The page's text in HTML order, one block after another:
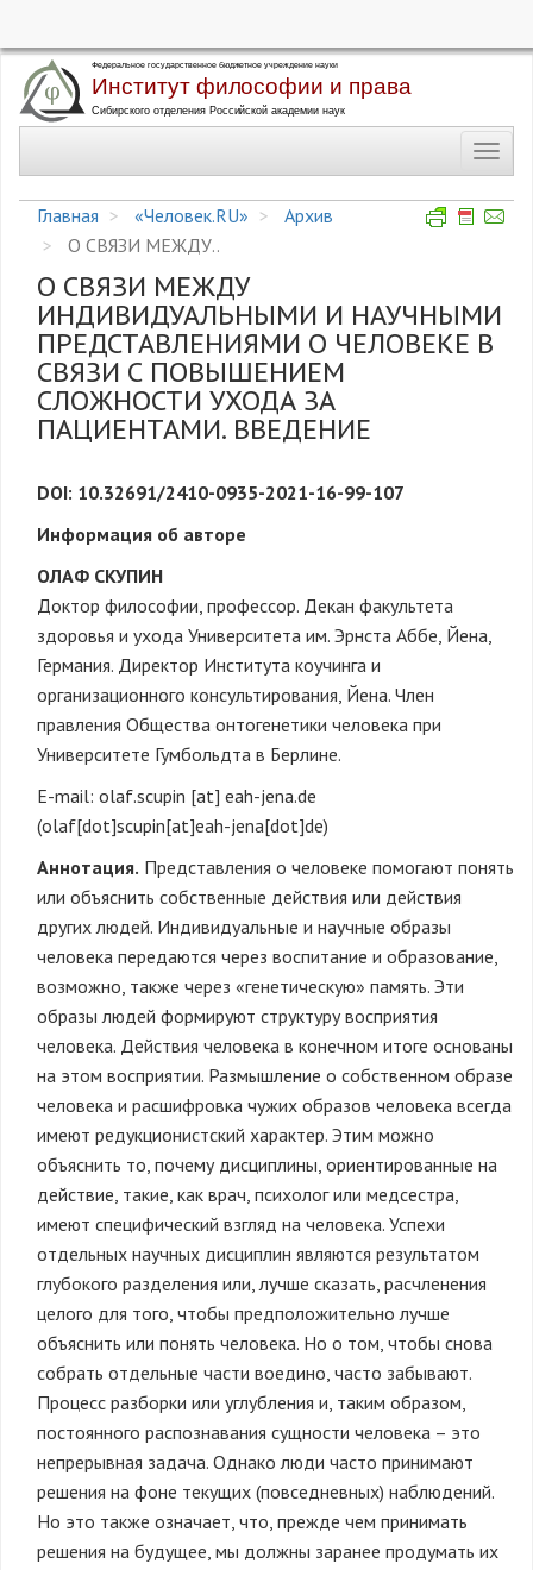
Перейти
основному
Главная
«Человек.RU»
Архив
О СВЯЗИ МЕЖДУ..
О СВЯЗИ МЕЖДУ
ИНДИВИДУАЛЬНЫМИ И НАУЧНЫМИ
ПРЕДСТАВЛЕНИЯМИ О ЧЕЛОВЕКЕ В
СВЯЗИ С ПОВЫШЕНИЕМ
СЛОЖНОСТИ УХОДА ЗА
ПАЦИЕНТАМИ. ВВЕДЕНИЕ
DOI: 10.32691/2410-0935-2021-16-99-107
Информация об авторе
ОЛАФ СКУПИН
Доктор философии, профессор. Декан факультета
здоровья и ухода Университета им. Эрнста Аббе, Йена,
Германия. Директор Института коучинга и
организационного консультирования, Йена. Член
правления Общества онтогенетики человека при
Университете Гумбольдта в Берлине.
E-mail: olaf.scupin [at] eah-jena.de
(olaf[dot]scupin[at]eah-jena[dot]de)
Аннотация. Представления о человеке помогают понять
или объяснить собственные действия или действия
других людей. Индивидуальные и научные образы
человека передаются через воспитание и образование,
возможно, также через «генетическую» память. Эти
образы людей формируют структуру восприятия
человека. Действия человека в конечном итоге основаны
на этом восприятии. Размышление о собственном образе
человека и расшифровка чужих образов человека всегда
имеют редукционистский характер. Этим можно
объяснить то, почему дисциплины, ориентированные на
действие, такие, как врач, психолог или медсестра,
имеют специфический взгляд на человека. Успехи
отдельных научных дисциплин являются результатом
глубокого разделения или, лучше сказать, расчленения
целого для того, чтобы предположительно лучше
объяснить или понять человека. Но о том, чтобы снова
собрать отдельные части воедино, часто забывают.
Процесс разборки или углубления и, таким образом,
постоянного распознавания сущности человека – это
непрерывная задача. Однако люди часто принимают
решения на фоне текущих (повседневных) наблюдений.
Но это также означает, что, прежде чем принимать
решения на будущее, мы должны заранее продумать их